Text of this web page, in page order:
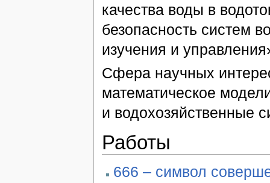
качества воды в
безопасность систем
изучения и
Сфера научных
математическое
и водохозяйственные
Работы
666 – символ